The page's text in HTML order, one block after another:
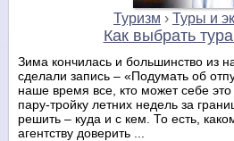
Туризм › Туры и
Как выбрать
Зима кончилась и большинство из
сделали запись – «Подумать об
наше время все, кто может себе это
пару-тройку летних недель за
решить – куда и с кем. То есть,
агентству доверить ...